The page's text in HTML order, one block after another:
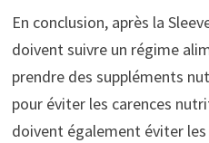
En conclusion, après la
doivent suivre un régime
prendre des suppléments
pour éviter les carences
doivent également éviter